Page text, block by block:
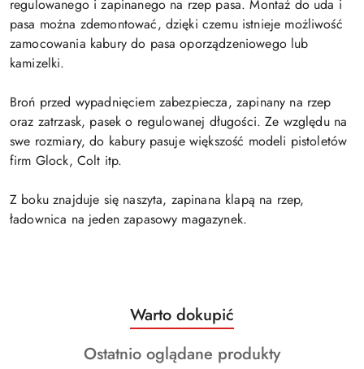
regulowanego i zapinanego na rzep pasa. Montaż do uda i
pasa można zdemontować, dzięki czemu istnieje możliwość
zamocowania kabury do pasa oporządzeniowego lub
kamizelki.
Broń przed wypadnięciem zabezpiecza, zapinany na rzep
oraz zatrzask, pasek o regulowanej długości. Ze względu na
swe rozmiary, do kabury pasuje większość modeli pistoletów
firm Glock, Colt itp.
Z boku znajduje się naszyta, zapinana klapą na rzep,
ładownica na jeden zapasowy magazynek.
Pomiń karuzelę produktów
Produkty
o
statusie:
Warto dokupić
Produkty
Ostatnio oglądane produkty